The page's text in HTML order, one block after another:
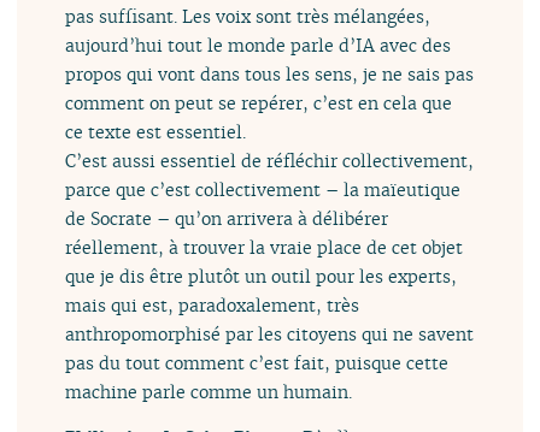
pas suffisant. Les voix sont très mélangées,
aujourd’hui tout le monde parle d’IA avec des
propos qui vont dans tous les sens, je ne sais pas
comment on peut se repérer, c’est en cela que
ce texte est essentiel.
C’est aussi essentiel de réfléchir collectivement,
parce que c’est collectivement – la maïeutique
de Socrate – qu’on arrivera à délibérer
réellement, à trouver la vraie place de cet objet
que je dis être plutôt un outil pour les experts,
mais qui est, paradoxalement, très
anthropomorphisé par les citoyens qui ne savent
pas du tout comment c’est fait, puisque cette
machine parle comme un humain.